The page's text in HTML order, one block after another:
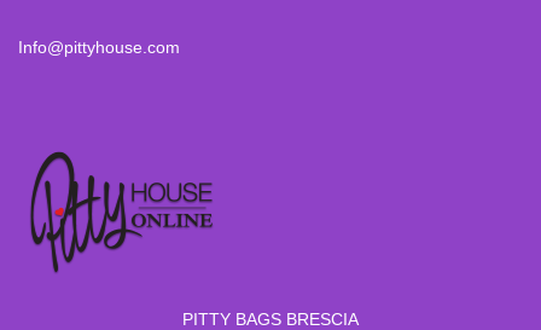
Info@pittyhouse.com
PITTY BAGS BRESCIA